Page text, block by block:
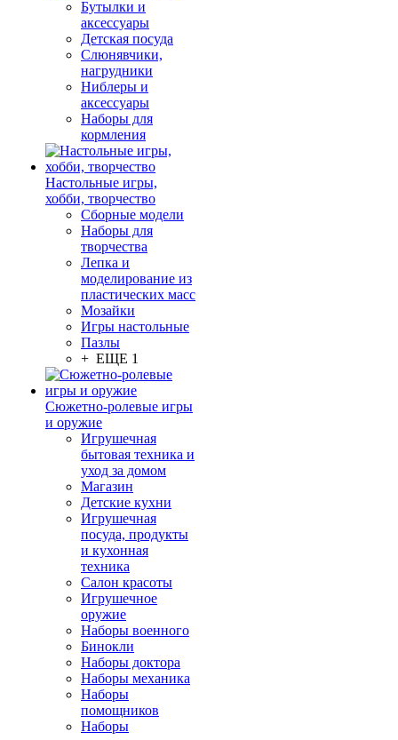
Бутылки и
аксессуары
Детская посуда
Слюнявчики,
нагрудники
Ниблеры и
аксессуары
Наборы для
кормления
Настольные игры,
хобби, творчество
Сборные модели
Наборы для
творчества
Лепка и
моделирование из
пластических масс
Мозайки
Игры настольные
Пазлы
+ ЕЩЕ 1
Сюжетно-ролевые игры
и оружие
Игрушечная
бытовая техника и
уход за домом
Магазин
Детские кухни
Игрушечная
посуда, продукты
и кухонная
техника
Салон красоты
Игрушечное
оружие
Наборы военного
Бинокли
Наборы доктора
Наборы механика
Наборы
помощников
Наборы